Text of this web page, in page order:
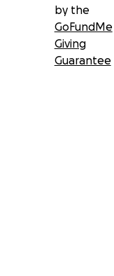
by the
GoFundMe
Giving
Guarantee